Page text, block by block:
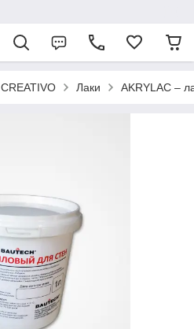
CREATIVO Лаки AKRYLAC –